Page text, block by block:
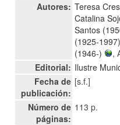
Autores: Teresa
Catalina
Santos
(1925-1997)
(1946-)
,
Editorial: Ilustre
Fecha de
publicación:
[s.f.]
Número de
páginas:
113 p.